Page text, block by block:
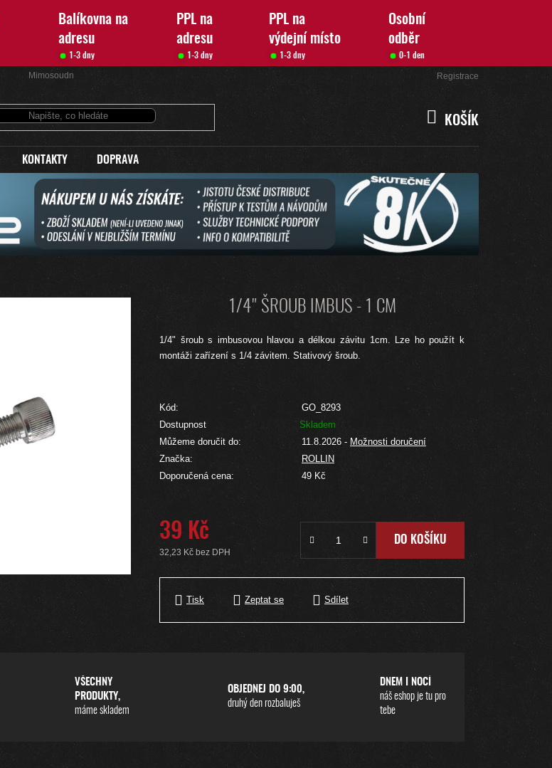
Balíkovna na
adresu
PPL na
adresu
PPL na
výdejní místo
Osobní
odběr
1-3 dny 1-3 dny 1-3 dny 0-1 den
Mimosoudní řešení sporů Registrace
KOŠÍK
KOŠÍK
KONTAKTY DOPRAVA
1/4" ŠROUB IMBUS - 1 CM
1/4" šroub s imbusovou hlavou a délkou závitu 1cm. Lze ho použít k
montáži zařízení s 1/4 závitem. Stativový šroub.
Kód:
GO_8293
Dostupnost
Skladem
Můžeme doručit do:
11.8.2026 - Možnosti doručení
Značka:
ROLLIN
Doporučená cena:
49 Kč
39 Kč
32,23 Kč bez DPH
DO KOŠÍKU
Tisk Zeptat se Sdílet
VŠECHNY
PRODUKTY,
máme skladem
OBJEDNEJ DO 9:00,
druhý den rozbaluješ
DNEM I NOCÍ
náš eshop je tu pro
tebe